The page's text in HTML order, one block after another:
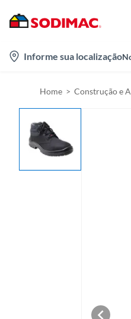
Informe sua localização
Home Construção e